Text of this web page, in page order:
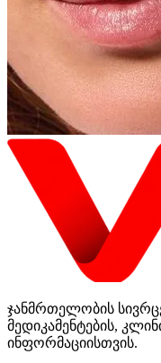
ჯანმრთელობის
მედიკამენტების,
ინფორმაციისთვის.